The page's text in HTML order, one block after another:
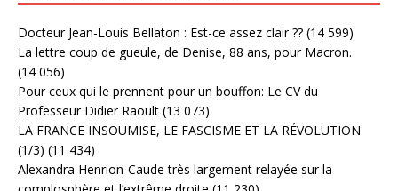
Docteur Jean-Louis Bellaton : Est-ce assez clair ?? (14 599)
La lettre coup de gueule, de Denise, 88 ans, pour Macron.
(14 056)
Pour ceux qui le prennent pour un bouffon: Le CV du
Professeur Didier Raoult (13 073)
LA FRANCE INSOUMISE, LE FASCISME ET LA RÉVOLUTION
(1/3) (11 434)
Alexandra Henrion-Caude très largement relayée sur la